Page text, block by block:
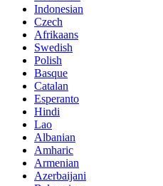
Indonesian
Czech
Afrikaans
Swedish
Polish
Basque
Catalan
Esperanto
Hindi
Lao
Albanian
Amharic
Armenian
Azerbaijani